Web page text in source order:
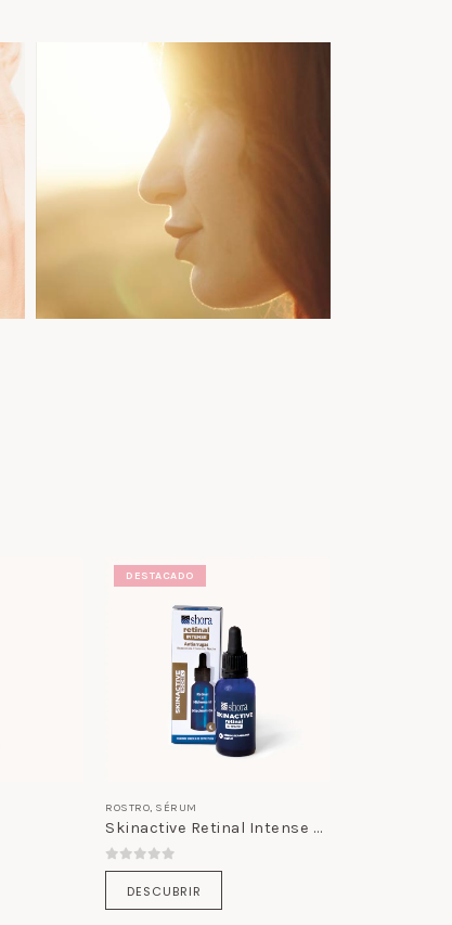
Ilumina el
mundo
Cuida tu mirada
Descubrir
DESTACADO
ROSTRO, SÉRUM
Skinactive Retinal Intense Sérum
0out of 5
DESCUBRIR